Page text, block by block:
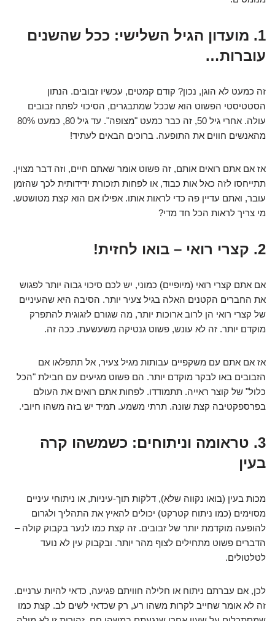
1. מועדון הגיל השלישי: ככל שהשנים
עוברות…
זה כמעט לא הוגן, נכון? קודם קמטים, עכשיו זבובים. הנתון
הסטטיסטי הפשוט הוא שככל שמתבגרים, הסיכוי לפתח זבובים
עולה. אחרי גיל 50, זה כבר כמעט "מצופה". עד גיל 80, כמעט 80%
מהאנשים חווים את התופעה. ברוכים הבאים לעתיד!
אז אם אתם רואים אותם, זה פשוט אומר שאתם חיים, וזה דבר מצוין.
תתייחסו לזה כאל אות כבוד, או לפחות תזכורת ידידותית לכך שהזמן
עובר, ואתם עדיין פה כדי לראות אותו. אפילו אם הוא קצת מטושטש.
מי צריך לראות הכל חד מדי?
2. קצרי רואי – בואו לחזית!
אם אתם קצרי רואי (מיופיים) כמוני, יש לכם סיכוי גבוה יותר לפגוש
את החברים הקטנים האלה בגיל צעיר יותר. הסיבה היא שהעיניים
של קצרי רואי הן לרוב ארוכות יותר, מה שגורם לזגוגית להתפרק
מוקדם יותר. זה לא עונש, פשוט גנטיקה משעשעת. ככה זה.
אז אם אתם עם משקפיים עבותות מגיל צעיר, אל תתפלאו אם
הזבובים באו לבקר מוקדם יותר. הם פשוט מגיעים עם חבילת "הכל
כלול" של קוצר ראייה. תתמודדו. לפחות אתם רואים את העולם
בפרספקטיבה קצת שונה. תרתי משמע. תמיד יש בזה משהו חיובי.
3. טראומה וניתוחים: כשמשהו קרה
בעין
מכות בעין (בואו נקווה שלא), דלקות תוך-עיניות, או ניתוחי עיניים
מסוימים (כמו ניתוח קטרקט) יכולים להאיץ את התהליך ולגרום
להופעה מוקדמת יותר של זבובים. זה קצת כמו לנער בקבוק קולה –
הדברים פשוט מתחילים לצוף מהר יותר. ובקבוק עין לא נועד
לטלטולים.
לכן, אם עברתם ניתוח או חלילה חוויתם פגיעה, כדאי להיות ערניים.
זה לא אומר שחייב לקרות משהו רע, רק שכדאי לשים לב. קצת כמו